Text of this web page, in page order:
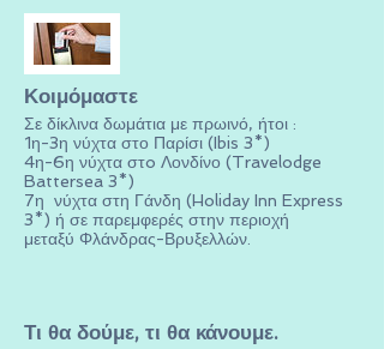
Κοιμόμαστε
Σε δίκλινα δωμάτια με πρωινό, ήτοι :
1η-3η νύχτα στο Παρίσι (Ibis 3*)
4η-6η νύχτα στo Λονδίνο (Travelodge
Battersea 3*)
7η νύχτα στη Γάνδη (Holiday Inn Express
3*) ή σε παρεμφερές στην περιοχή
μεταξύ Φλάνδρας-Βρυξελλών.
Τι θα δούμε, τι θα κάνουμε.